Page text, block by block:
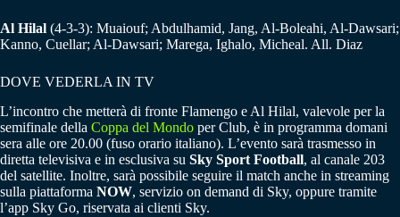
Al Hilal (4-3-3): Muaiouf; Abdulhamid, Jang, Al-Boleahi, Al-Dawsari;
Kanno, Cuellar; Al-Dawsari; Marega, Ighalo, Micheal. All. Diaz
DOVE VEDERLA IN TV
L’incontro che metterà di fronte Flamengo e Al Hilal, valevole per la
semifinale della Coppa del Mondo per Club, è in programma domani
sera alle ore 20.00 (fuso orario italiano). L’evento sarà trasmesso in
diretta televisiva e in esclusiva su Sky Sport Football, al canale 203
del satellite. Inoltre, sarà possibile seguire il match anche in streaming
sulla piattaforma NOW, servizio on demand di Sky, oppure tramite
l’app Sky Go, riservata ai clienti Sky.